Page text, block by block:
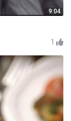
9:04
1